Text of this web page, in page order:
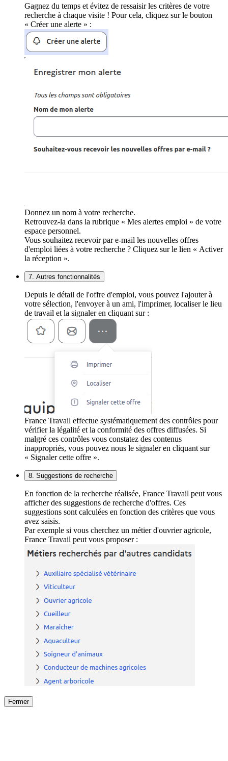
Gagnez du temps et évitez de ressaisir les critères de votre
recherche à chaque visite ! Pour cela, cliquez sur le bouton
« Créer une alerte » :
Donnez un nom à votre recherche.
Retrouvez-la dans la rubrique « Mes alertes emploi » de votre
espace personnel.
Vous souhaitez recevoir par e-mail les nouvelles offres
d'emploi liées à votre recherche ? Cliquez sur le lien « Activer
la réception ».
7. Autres fonctionnalités
Depuis le détail de l'offre d'emploi, vous pouvez l'ajouter à
votre sélection, l'envoyer à un ami, l'imprimer, localiser le lieu
de travail et la signaler en cliquant sur :
France Travail effectue systématiquement des contrôles pour
vérifier la légalité et la conformité des offres diffusées. Si
malgré ces contrôles vous constatez des contenus
inappropriés, vous pouvez nous le signaler en cliquant sur
« Signaler cette offre ».
8. Suggestions de recherche
En fonction de la recherche réalisée, France Travail peut vous
afficher des suggestions de recherche d'offres. Ces
suggestions sont calculées en fonction des critères que vous
avez saisis.
Par exemple si vous cherchez un métier d'ouvrier agricole,
France Travail peut vous proposer :
Fermer